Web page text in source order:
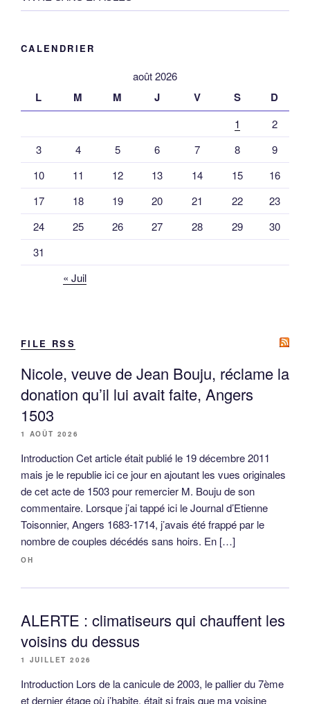
CALENDRIER
août 2026
L M M J V S D
1
2
3
4 5 6 7 8
9
10
11 12 13 14 15
16
17
18 19 20 21 22
23
24
25 26 27 28 29
30
31
« Juil
FILE RSS
Nicole, veuve de Jean Bouju, réclame la
donation qu’il lui avait faite, Angers
1503
1 AOÛT 2026
Introduction Cet article était publié le 19 décembre 2011
mais je le republie ici ce jour en ajoutant les vues originales
de cet acte de 1503 pour remercier M. Bouju de son
commentaire. Lorsque j’ai tappé ici le Journal d’Etienne
Toisonnier, Angers 1683-1714, j’avais été frappé par le
nombre de couples décédés sans hoirs. En […]
OH
ALERTE : climatiseurs qui chauffent les
voisins du dessus
1 JUILLET 2026
Introduction Lors de la canicule de 2003, le pallier du 7ème
et dernier étage où j’habite, était si frais que ma voisine